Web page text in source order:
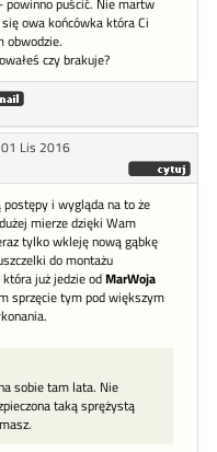
powinno puścić. Nie martw
owa końcówka która Ci
obwodzie.
czy brakuje?
01 Lis 2016
i wygląda na to że
mierze dzięki Wam
tylko wkleję nową gąbkę
do montażu
już jedzie odMarWoja
sprzęcie tym pod większym
sobie tam lata. Nie
taką sprężystą